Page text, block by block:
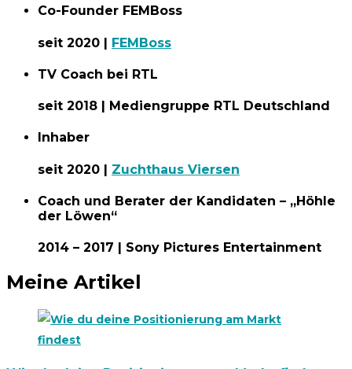
Co-Founder FEMBoss
seit 2020 | FEMBoss
TV Coach bei RTL
seit 2018 | Mediengruppe RTL Deutschland
Inhaber
seit 2020 | Zuchthaus Viersen
Coach und Berater der Kandidaten – „Höhle
der Löwen“
2014 – 2017 | Sony Pictures Entertainment
Meine Artikel